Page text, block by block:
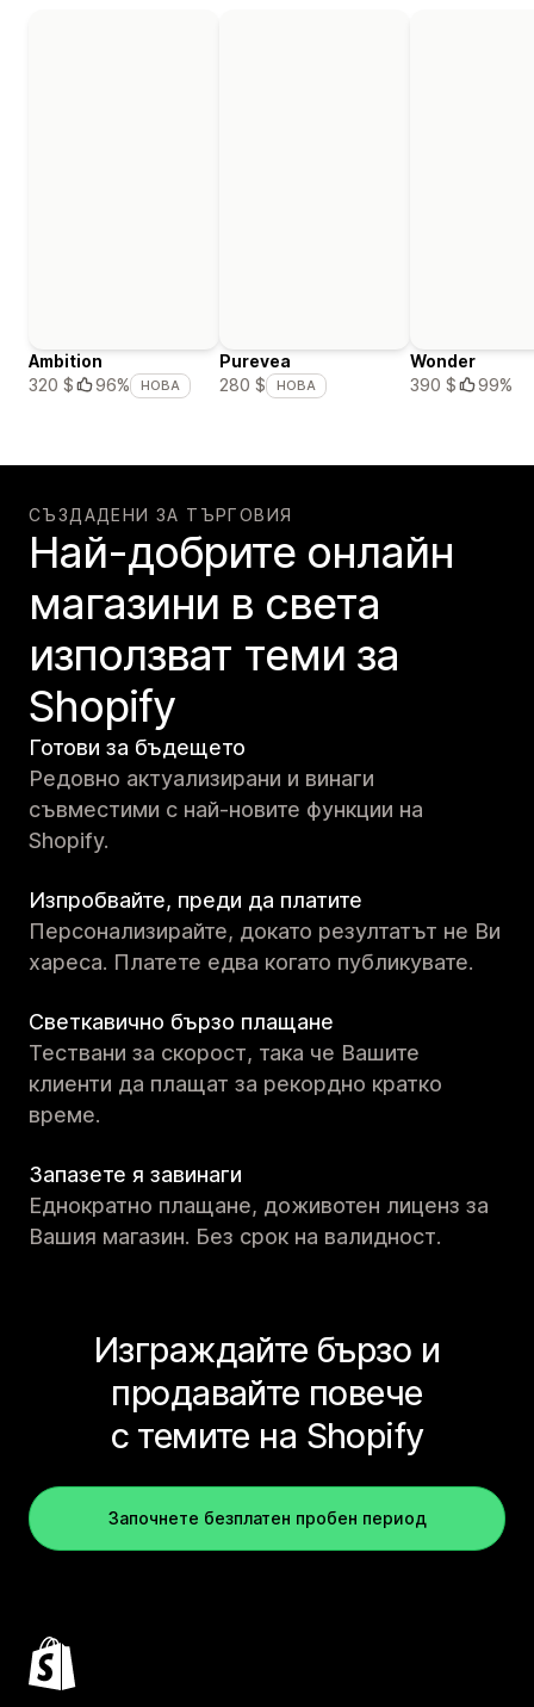
Ambition
320 $
96% НОВА
Purevea
280 $
НОВА
Wonder
390 $
99%
СЪЗДАДЕНИ ЗА ТЪРГОВИЯ
Най-добрите онлайн
магазини в света
използват теми за
Shopify
Готови за бъдещето
Редовно актуализирани и винаги
съвместими с най-новите функции на
Shopify.
Изпробвайте, преди да платите
Персонализирайте, докато резултатът не Ви
хареса. Платете едва когато публикувате.
Светкавично бързо плащане
Тествани за скорост, така че Вашите
клиенти да плащат за рекордно кратко
време.
Запазете я завинаги
Еднократно плащане, доживотен лиценз за
Вашия магазин. Без срок на валидност.
Изграждайте бързо и
продавайте повече
с темите на Shopify
Започнете безплатен пробен период